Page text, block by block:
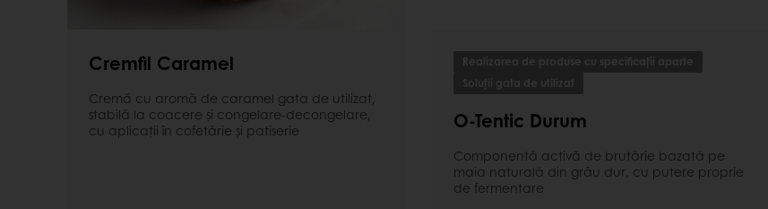
Cremfil Caramel
Cremă cu aromă de caramel gata de utilizat,
stabilă la coacere şi congelare-decongelare,
cu aplicaţii în cofetărie şi patiserie
Realizarea de produse cu specificații aparte
Soluții gata de utilizat
O-Tentic Durum
Componentă activă de brutărie bazată pe
maia naturală din grâu dur, cu putere proprie
de fermentare